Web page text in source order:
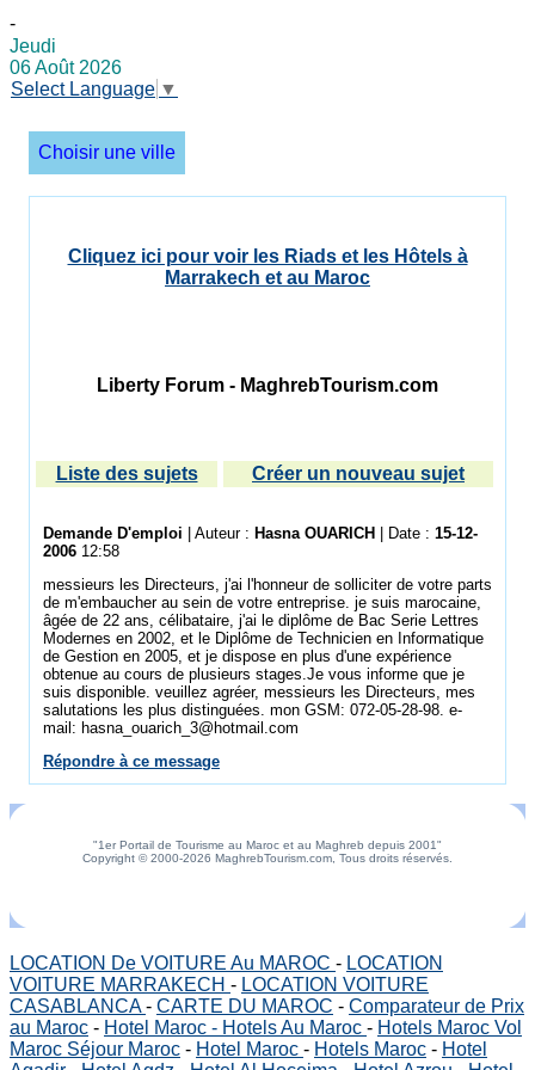
-
Jeudi
06 Août 2026
Select Language ▼
Choisir une ville
Cliquez ici pour voir les Riads et les Hôtels à
Marrakech et au Maroc
Liberty Forum - MaghrebTourism.com
Liste des sujets Créer un nouveau sujet
Demande D'emploi | Auteur : Hasna OUARICH | Date : 15-12-
2006 12:58
messieurs les Directeurs, j'ai l'honneur de solliciter de votre parts
de m'embaucher au sein de votre entreprise. je suis marocaine,
âgée de 22 ans, célibataire, j'ai le diplôme de Bac Serie Lettres
Modernes en 2002, et le Diplôme de Technicien en Informatique
de Gestion en 2005, et je dispose en plus d'une expérience
obtenue au cours de plusieurs stages.Je vous informe que je
suis disponible. veuillez agréer, messieurs les Directeurs, mes
salutations les plus distinguées. mon GSM: 072-05-28-98. e-
mail: hasna_ouarich_3@hotmail.com
Répondre à ce message
"1er Portail de Tourisme au Maroc et au Maghreb depuis 2001"
Copyright © 2000-2026 MaghrebTourism.com, Tous droits réservés.
LOCATION De VOITURE Au MAROC - LOCATION
VOITURE MARRAKECH - LOCATION VOITURE
CASABLANCA- CARTE DU MAROC - Comparateur de Prix
au Maroc - Hotel Maroc - Hotels Au Maroc - Hotels Maroc Vol
Maroc Séjour Maroc - Hotel Maroc - Hotels Maroc - Hotel